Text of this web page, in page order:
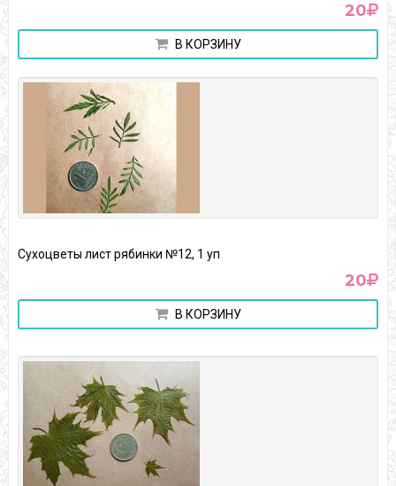
20
В КОРЗИНУ
Сухоцветы лист рябинки №12, 1 уп
20
В КОРЗИНУ